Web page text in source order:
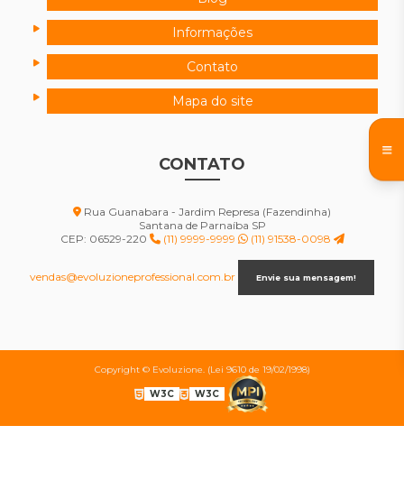
Informações
Contato
Mapa do site
CONTATO
Rua Guanabara - Jardim Represa (Fazendinha)
Santana de Parnaíba SP
CEP: 06529-220
(11) 9999-9999 (11) 91538-0098
vendas@evoluzioneprofessional.com.br Envie sua mensagem!
Copyright © Evoluzione. (Lei 9610 de 19/02/1998)
W3C W3C